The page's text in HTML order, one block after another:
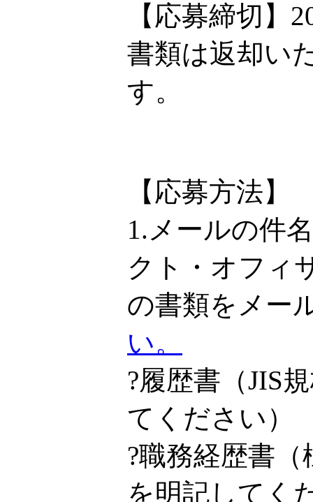
【応募締切】
書類は返却い
す。
【応募方法】
1.メールの件
クト・オフィ
の書類をメー
い。
?履歴書（JIS
てください）
?職務経歴書
を明記してく